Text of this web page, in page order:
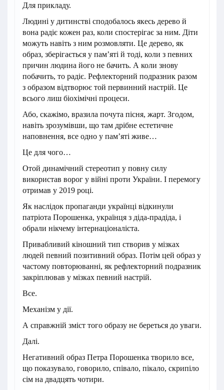
Для прикладу.
Людині у дитинстві сподобалось якесь дерево й
вона радіє кожен раз, коли спостерігає за ним. Діти
можуть навіть з ним розмовляти. Це дерево, як
образ, зберігається у пам’яті й тоді, коли з певних
причин людина його не бачить. А коли знову
побачить, то радіє. Рефлекторний подразник разом
з образом відтворює той первинний настрій. Це
всього лиш біохімічні процеси.
Або, скажімо, вразила почута пісня, жарт. Згодом,
навіть зрозумівши, що там дрібне естетичне
наповнення, все одно у пам’яті живе…
Це для чого…
Отой динамічний стереотип у повну силу
використав ворог у війні проти України. І перемогу
отримав у 2019 році.
Як наслідок пропаганди українці відкинули
патріота Порошенка, українця з діда-прадіда, і
обрали нікчему інтернаціоналіста.
Привабливий кіношний тип створив у мізках
людей певний позитивний образ. Потім цей образ у
частому повторюванні, як рефлекторний подразник
закріплював у мізках певний настрій.
Все.
Механізм у дії.
А справжній зміст того образу не береться до уваги.
Далі.
Негативний образ Петра Порошенка творило все,
що показувало, говорило, співало, пікало, скрипіло
сім на двадцять чотири.